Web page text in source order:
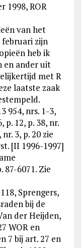
1998, ROR
van het
zijn
heb ik
en ander uit
met R
laatste zaak
954, nrs. 1-3,
p. 12, p. 38, nr.
3, p. 20 zie
[II 1996-1997]
87-6071. Zie
Sprengers,
bij de
der Heijden,
WOR en
7 bij art. 27 en